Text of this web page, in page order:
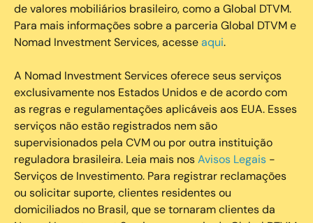
de valores mobiliários brasileiro, como a Global DTVM.
Para mais informações sobre a parceria Global DTVM e
Nomad Investment Services, acesseaqui.
A Nomad Investment Services oferece seus serviços
exclusivamente nos Estados Unidos e de acordo com
as regras e regulamentações aplicáveis aos EUA. Esses
serviços não estão registrados nem são
supervisionados pela CVM ou por outra instituição
reguladora brasileira. Leia mais nosAvisos Legais -
Serviços de Investimento. Para registrar reclamações
ou solicitar suporte, clientes residentes ou
domiciliados no Brasil, que se tornaram clientes da